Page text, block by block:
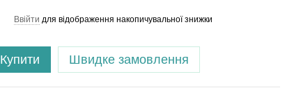
Ввійти для відображення накопичувальної знижки
Купити Швидке замовлення